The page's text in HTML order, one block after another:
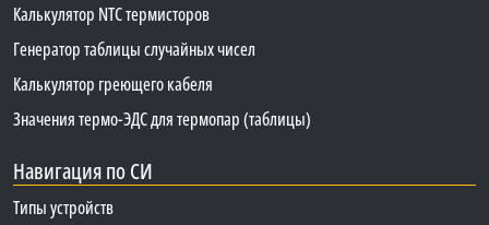
Калькулятор NTC термисторов
Генератор таблицы случайных чисел
Калькулятор греющего кабеля
Значения термо-ЭДС для термопар (таблицы)
Навигация по СИ
Типы устройств